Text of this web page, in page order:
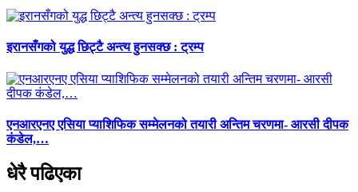
इरानसँगको युद्ध छिट्टै अन्त्य हुनसक्छ : ट्रम्प
एनआरएनए एसिया प्याशिफिक सम्मेलनको तयारी अन्तिम चरणमा- आरसी दीपक
कंडेल,…
धेरै पढिएका